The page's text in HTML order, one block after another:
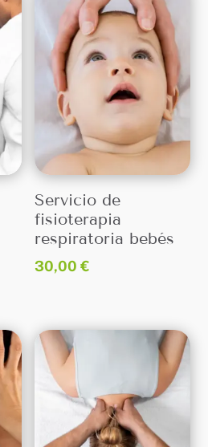
Servicio de
fisioterapia
respiratoria bebés
30,00€